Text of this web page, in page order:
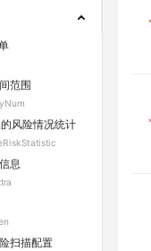
范围
风险情况统计
息
扫描配置